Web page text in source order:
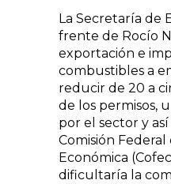
La Secretaría de
frente de Rocío
exportación e
combustibles a
reducir de 20 a
de los permisos,
por el sector y
Comisión
Económica
dificultaría la